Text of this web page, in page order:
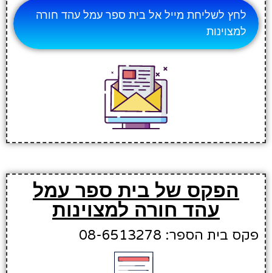
לחץ לשליחת מייל אל בית ספר עמל עהד חורה
למצוינות
הפקס של בית ספר עמל
עהד חורה למצוינות
פקס בית הספר: 08-6513278